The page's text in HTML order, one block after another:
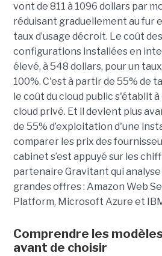
vont de 811 à 1096 dollars par
réduisant graduellement au fur
taux d’usage décroit. Le coût
configurations installées en
élevé, à 548 dollars, pour un
100%. C'est à partir de 55% de
le coût du cloud public s'établit
cloud privé. Et il devient plus
de 55% d’exploitation d'une
comparer les prix des
cabinet s’est appuyé sur les
partenaire Gravitant qui
grandes offres : Amazon Web
Platform, Microsoft Azure et
Comprendre les
avant de choisir